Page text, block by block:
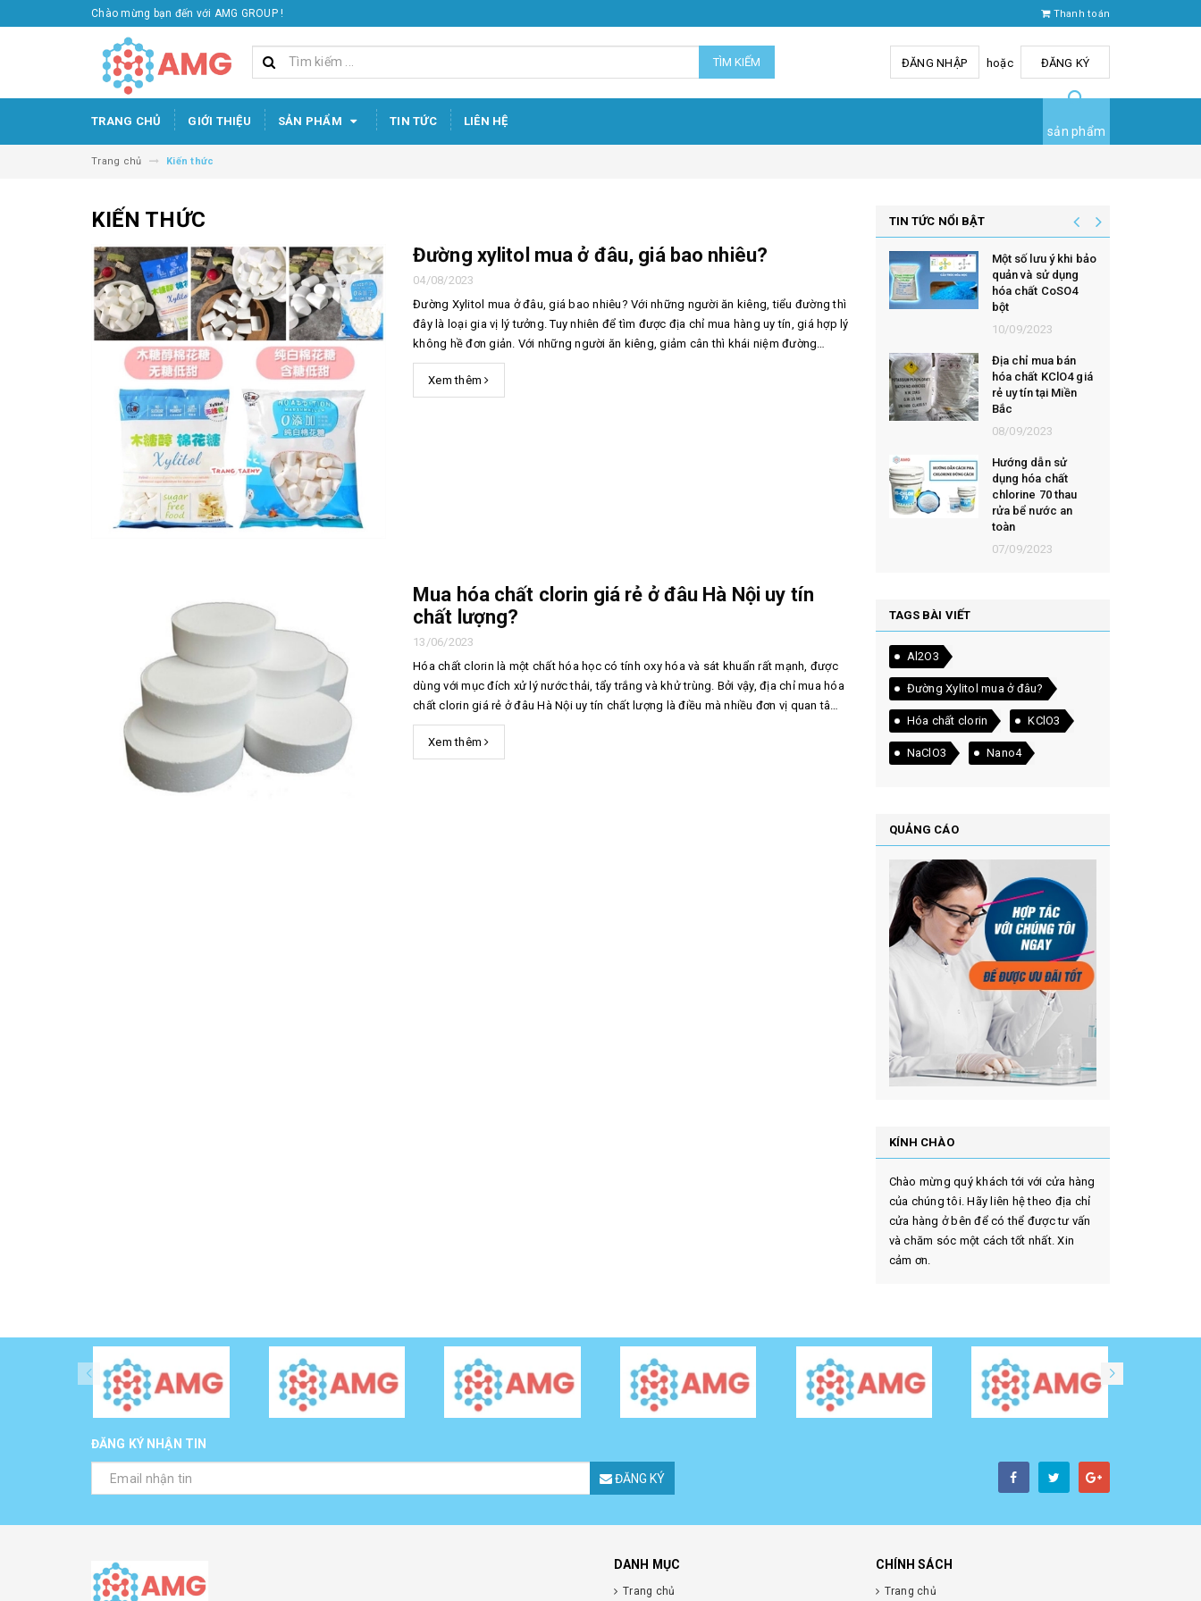
Chào mừng bạn đến với AMG GROUP ! Thanh toán
TÌM KIẾM ĐĂNG NHẬP hoặc ĐĂNG KÝ
TRANG CHỦ GIỚI THIỆU SẢN PHẨM TIN TỨC LIÊN HỆ
sản phẩm
Trang chủ Kiến thức
KIẾN THỨC
Đường xylitol mua ở đâu, giá bao nhiêu?
04/08/2023
Đường Xylitol mua ở đâu, giá bao nhiêu? Với những người ăn kiêng, tiểu đường thì
đây là loại gia vị lý tưởng. Tuy nhiên để tìm được địa chỉ mua hàng uy tín, giá hợp lý
không hề đơn giản. Với những người ăn kiêng, giảm cân thì khái niệm đường
Xylitol còn khá mới mẻ. Trong đường kính trắng chứa 99...
Xem thêm
Mua hóa chất clorin giá rẻ ở đâu Hà Nội uy tín
chất lượng?
13/06/2023
Hóa chất clorin là một chất hóa học có tính oxy hóa và sát khuẩn rất mạnh, được
dùng với mục đích xử lý nước thải, tẩy trắng và khử trùng. Bởi vậy, địa chỉ mua hóa
chất clorin giá rẻ ở đâu Hà Nội uy tín chất lượng là điều mà nhiều đơn vị quan tâm.
AMG Group là địa chỉ phân phối hóa chất tại Hà Nộ...
Xem thêm
TIN TỨC NỔI BẬT
Một số lưu ý khi bảo
quản và sử dụng
hóa chất CoSO4
bột
10/09/2023
Địa chỉ mua bán
hóa chất KClO4 giá
rẻ uy tín tại Miền
Bắc
08/09/2023
Hướng dẫn sử
dụng hóa chất
chlorine 70 thau
rửa bể nước an
toàn
07/09/2023
TAGS BÀI VIẾT
Al2O3
Đường Xylitol mua ở đâu?
Hóa chất clorin KClO3
NaClO3 Nano4
QUẢNG CÁO
KÍNH CHÀO
Chào mừng quý khách tới với cửa hàng
của chúng tôi. Hãy liên hệ theo địa chỉ
cửa hàng ở bên để có thể được tư vấn
và chăm sóc một cách tốt nhất. Xin
cảm ơn.
ĐĂNG KÝ NHẬN TIN
ĐĂNG KÝ
DANH MỤC
Trang chủ
CHÍNH SÁCH
Trang chủ